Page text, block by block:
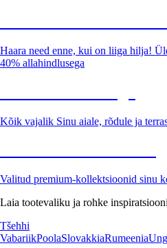
Haara need enne, kui on liiga hilja!
40% allahindlusega
Kõik vajalik Sinu aiale, rõdule ja
Valitud premium-kollektsioonid sinu
Laia tootevaliku ja rohke
Tšehhi
VabariikPoolaSlovakkiaRumeenia